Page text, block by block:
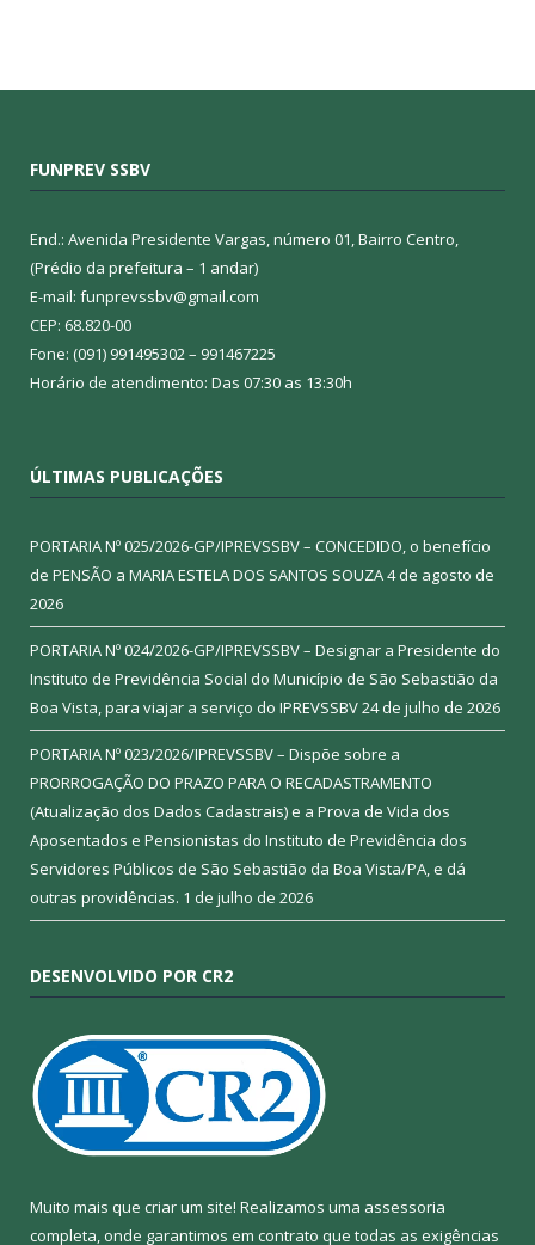
FUNPREV SSBV
End.: Avenida Presidente Vargas, número 01, Bairro Centro,
(Prédio da prefeitura – 1 andar)
E-mail: funprevssbv@gmail.com
CEP: 68.820-00
Fone: (091) 991495302 – 991467225
Horário de atendimento: Das 07:30 as 13:30h
ÚLTIMAS PUBLICAÇÕES
PORTARIA Nº 025/2026-GP/IPREVSSBV – CONCEDIDO, o benefício
de PENSÃO a MARIA ESTELA DOS SANTOS SOUZA4 de agosto de
2026
PORTARIA Nº 024/2026-GP/IPREVSSBV – Designar a Presidente do
Instituto de Previdência Social do Município de São Sebastião da
Boa Vista, para viajar a serviço do IPREVSSBV24 de julho de 2026
PORTARIA Nº 023/2026/IPREVSSBV – Dispõe sobre a
PRORROGAÇÃO DO PRAZO PARA O RECADASTRAMENTO
(Atualização dos Dados Cadastrais) e a Prova de Vida dos
Aposentados e Pensionistas do Instituto de Previdência dos
Servidores Públicos de São Sebastião da Boa Vista/PA, e dá
outras providências. 1 de julho de 2026
DESENVOLVIDO POR CR2
Muito mais que criar um site! Realizamos uma assessoria
completa, onde garantimos em contrato que todas as exigências